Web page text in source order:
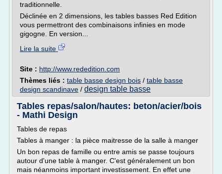
traditionnelle.
Déclinée en 2 dimensions, les tables basses Red Edition
vous permettront des combinaisons infinies en mode
gigogne. En version...
Lire la suite
Site : http://www.rededition.com
Thèmes liés : table basse design bois / table basse
design scandinave / design table basse
Tables repas/salon/hautes: beton/acier/bois
- Mathi Design
Tables de repas
Tables à manger : la pièce maitresse de la salle à manger
Un bon repas de famille ou entre amis se passe toujours
autour d'une table à manger. C'est généralement un bon
mais néanmoins important investissement. En effet une